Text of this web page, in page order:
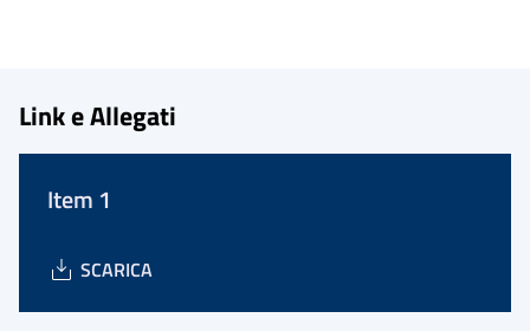
Link e Allegati
Item 1
SCARICA